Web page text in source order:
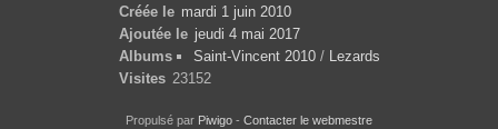
Créée le mardi 1 juin 2010
Ajoutée le jeudi 4 mai 2017
Albums
Saint-Vincent 2010 / Lezards
Visites 23152
Propulsé par Piwigo - Contacter le webmestre